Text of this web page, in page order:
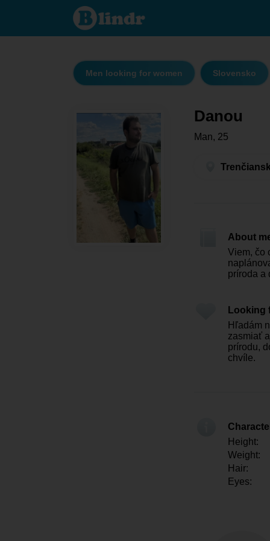
Danou -
Men
looking for
Myjava
Men looking for women Slovensko
Danou
Man, 25
About
Viem, čo
príroda a
Looking
Hľadám
zasmiať
prírodu,
chvíle.
Height:
Weight:
Hair:
Eyes: